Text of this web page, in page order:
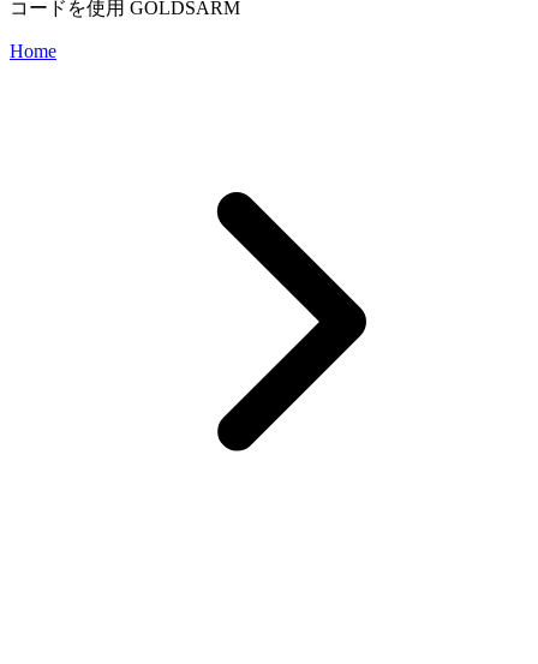
コードを使用 GOLDSARM
Home